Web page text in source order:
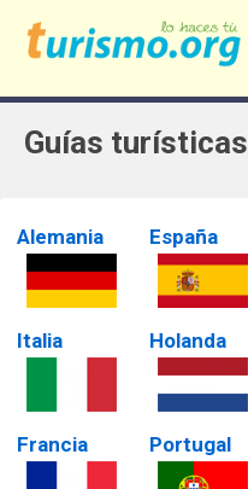
Guías turísticas
Alemania
Italia
Francia
España
Holanda
Portugal